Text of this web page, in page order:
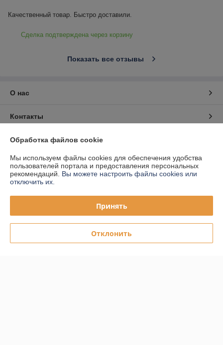
Качественный товар. Быстро доставили.
Сделка подтверждена через корзину
Показать все отзывы
О нас
Контакты
Доставка и оплата
График работы
Полная версия сайта
Политика обработки cookies
Сайт создан на платформе Deal.by
Обработка файлов cookie
Мы используем файлы cookies для обеспечения удобства
пользователей портала и предоставления персональных
рекомендаций. Вы можете настроить файлы cookies или
отключить их.
Принять
Отклонить